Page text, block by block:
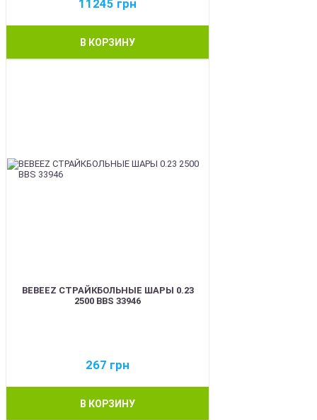
11245 грн
В КОРЗИНУ
BEBEEZ СТРАЙКБОЛЬНЫЕ ШАРЫ 0.23
2500 BBS 33946
267 грн
В КОРЗИНУ